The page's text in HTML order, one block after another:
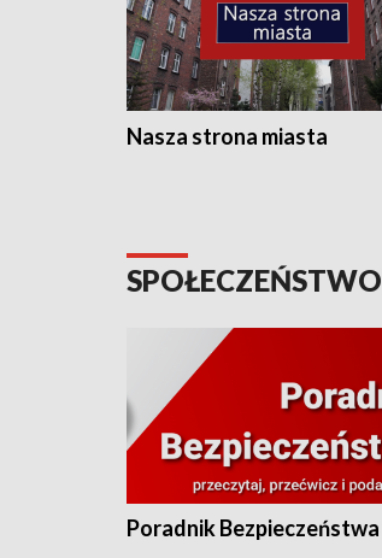
Nasza strona miasta
SPOŁECZEŃSTWO
Poradnik Bezpieczeństwa